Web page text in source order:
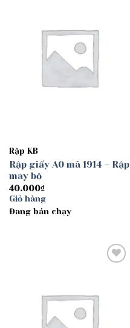
Rập KB
Rập giấy A0 mã 1914 – Rập
may bộ
40.000₫
Giỏ hàng
Đang bán chạy